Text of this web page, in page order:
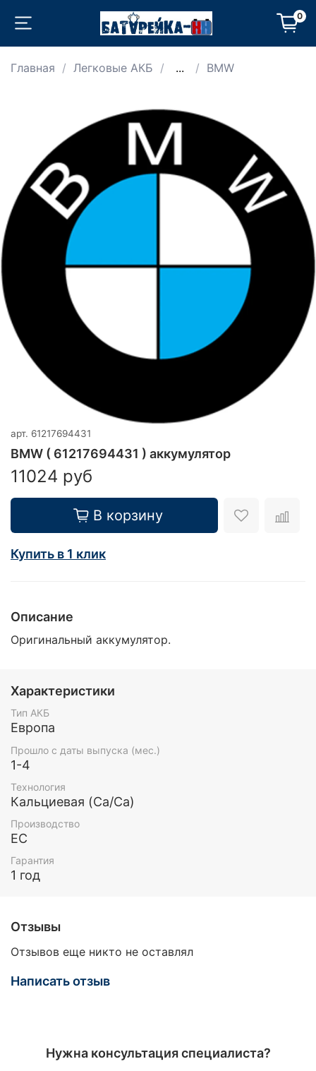
0
Главная Легковые АКБ ... BMW
арт. 61217694431
BMW ( 61217694431 ) аккумулятор
11024 руб
В корзину
Купить в 1 клик
Описание
Оригинальный аккумулятор.
Характеристики
Тип АКБ
Европа
Прошло с даты выпуска (мес.)
1-4
Технология
Кальциевая (Ca/Ca)
Производство
ЕС
Гарантия
1 год
Отзывы
Отзывов еще никто не оставлял
Написать отзыв
Нужна консультация специалиста?